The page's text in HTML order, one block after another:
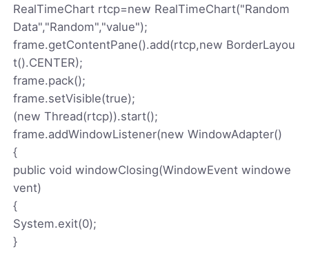
RealTimeChart rtcp=new RealTimeChart("Random
Data","Random","value");
frame.getContentPane().add(rtcp,new BorderLayou
t().CENTER);
frame.pack();
frame.setVisible(true);
(new Thread(rtcp)).start();
frame.addWindowListener(new WindowAdapter()
{
public void windowClosing(WindowEvent windowe
vent)
{
System.exit(0);
}